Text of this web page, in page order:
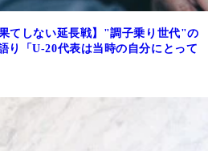
てしない延長戦】"調子乗り世代"の
り「U-20代表は当時の自分にとって